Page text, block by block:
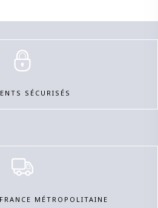
SÉCURISÉS
MÉTROPOLITAINE